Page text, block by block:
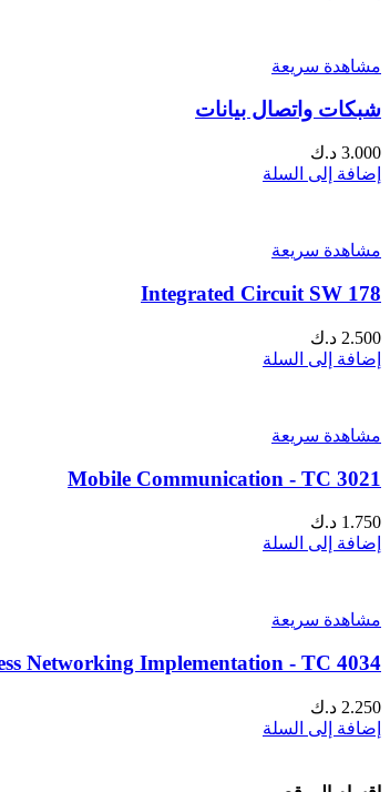
مشاهدة سريعة
شبكات واتصال بيانات
3.000 د.ك
إضافة إلى السلة
مشاهدة سريعة
Integrated Circuit SW 178
2.500 د.ك
إضافة إلى السلة
مشاهدة سريعة
Mobile Communication - TC 3021
1.750 د.ك
إضافة إلى السلة
مشاهدة سريعة
Networking Implementation - TC 4034
2.250 د.ك
إضافة إلى السلة